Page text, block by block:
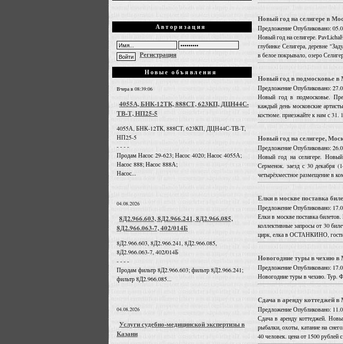
Авторизация
Регистрация
Новые объявления
Вчера в 08:39:06
4055А, БНК-12ТК, 888СТ, 623КП, ДЦН44С-
ТВ-Т, НП25-5
4055А, БНК-12ТК, 888СТ, 623КП, ДЦН44С-ТВ-Т,
НП25-5
- - - -
Продам Насос 29-623; Насос 4020; Насос 4055А;
Насос 888; Насос 888А;
Насос...
04.08.2026
8Д2.966.603, 8Д2.966.241, 8Д2.966.085,
8Д2.966.063-7, 402/014Б
8Д2.966.603, 8Д2.966.241, 8Д2.966.085,
8Д2.966.063-7, 402/014Б
- - - -
Продам фильтр 8Д2.966.603; фильтр 8Д2.966.241;
фильтр 8Д2.966.085...
04.08.2026
Услуги судебно-медицинской экспертизы в
Казани
Новый год на селигере в
ПредложениеОпубликовано:
Новый год на селигере.
глубинке Селигера, деревне
в белое покрывало, озеро
Новый год в подмосковье в
ПредложениеОпубликовано:
Новый год в подмосковье.
каждый день московские
костюме. приезжайте к нам с 31.
Новый год на селигере,
ПредложениеОпубликовано:
Новый год на селигере.
Серменок. заезд с 30 декабря
четырёхместное размещение в
Елки в москве поставка
ПредложениеОпубликовано:
Елки в москве поставка
коллективные запросы от 30
цирк, елка в ОСТАНКИНО,
Новогодние туры в чехию в
ПредложениеОпубликовано:
Новогодние туры в чехию. Тур.
Сдача в аренду коттеджей в
ПредложениеОпубликовано:
Сдача в аренду коттеджей.
рыбалки, охоты, катание на
40 человек. цена от 1500 рублей